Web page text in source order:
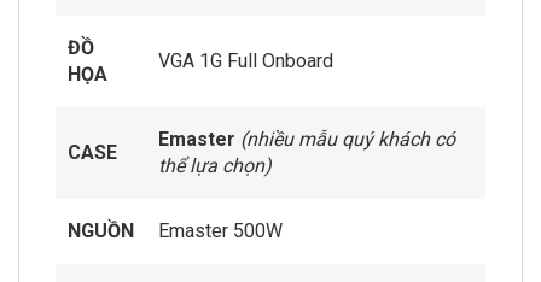
ĐỒ
HỌA
VGA 1G Full Onboard
CASE
Emaster (nhiều mẫu quý khách có
thể lựa chọn)
NGUỒN Emaster 500W